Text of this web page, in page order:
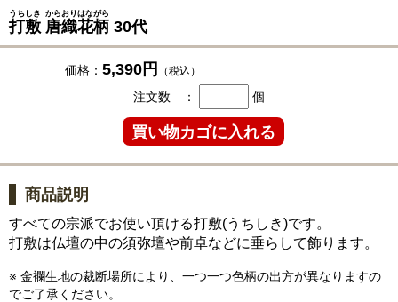
打敷
うちしき
唐織花柄
からおりはながら
30代
価格： 5,390円 （税込）
注文数 ： 個
商品説明
すべての宗派でお使い頂ける打敷(うちしき)です。
打敷は仏壇の中の須弥壇や前卓などに垂らして飾ります。
※ 金襴生地の裁断場所により、一つ一つ色柄の出方が異なりますの
でご了承ください。